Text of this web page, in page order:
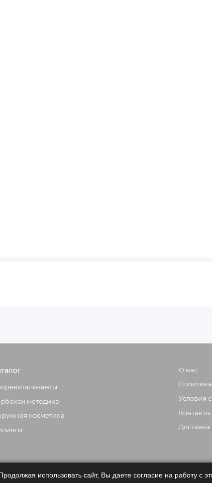
методика
косметика
О нас
Условия
Контакты
Доставка
использовать сайт, Вы даете согласие на работу с